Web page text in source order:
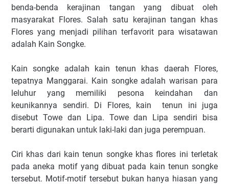
benda-benda kerajinan tangan yang dibuat oleh
masyarakat Flores. Salah satu kerajinan tangan khas
Flores yang menjadi pilihan terfavorit para wisatawan
adalah Kain Songke.
Kain songke adalah kain tenun khas daerah Flores,
tepatnya Manggarai. Kain songke adalah warisan para
leluhur yang memiliki pesona keindahan dan
keunikannya sendiri. Di Flores, kain tenun ini juga
disebut Towe dan Lipa. Towe dan Lipa sendiri bisa
berarti digunakan untuk laki-laki dan juga perempuan.
Ciri khas dari kain tenun songke khas flores ini terletak
pada aneka motif yang dibuat pada kain tenun songke
tersebut. Motif-motif tersebut bukan hanya hiasan yang